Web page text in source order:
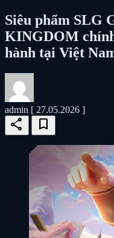
Siêu phẩm SLG
KINGDOM
hành tại Việt
admin [ 27.05.2026 ]
share bookmark